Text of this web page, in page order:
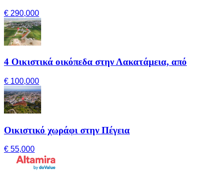
€ 290,000
4 Οικιστικά οικόπεδα στην Λακατάμεια, από
€ 100,000
Οικιστικό χωράφι στην Πέγεια
€ 55,000